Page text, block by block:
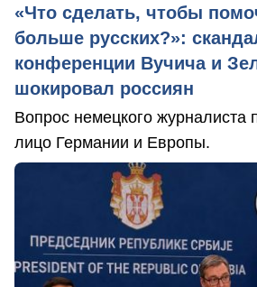
«Что сделать, чтобы
больше русских?»:
конференции Вучича и
шокировал россиян
Вопрос немецкого журналиста
лицо Германии и Европы.